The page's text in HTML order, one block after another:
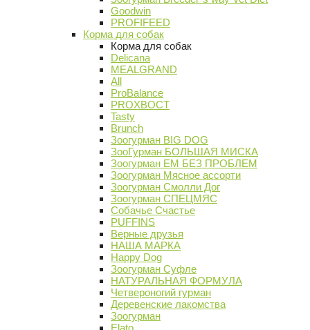
Goodwin
PROFIFEED
Корма для собак
Корма для собак
Delicana
MEALGRAND
All
ProBalance
PROХВОСТ
Tasty
Brunch
Зоогурман BIG DOG
ЗооГурман БОЛЬШАЯ МИСКА
Зоогурман ЕМ БЕЗ ПРОБЛЕМ
Зоогурман Мясное ассорти
Зоогурман Смолли Дог
Зоогурман СПЕЦМЯС
Собачье Счастье
PUFFINS
Верные друзья
НАША МАРКА
Happy Dog
Зоогурман Суфле
НАТУРАЛЬНАЯ ФОРМУЛА
Четвероногий гурман
Деревенские лакомства
Зоогурман
Elato